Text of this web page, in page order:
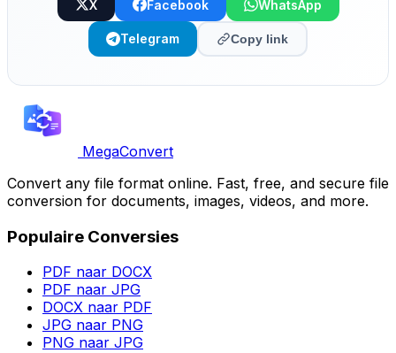
X Facebook WhatsApp
Telegram Copy link
MegaConvert
Convert any file format online. Fast, free, and secure file
conversion for documents, images, videos, and more.
Populaire Conversies
PDF naar DOCX
PDF naar JPG
DOCX naar PDF
JPG naar PNG
PNG naar JPG